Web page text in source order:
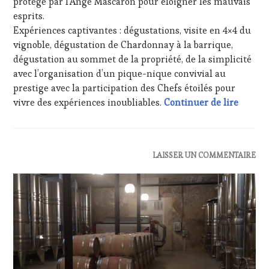
TASTING,
MÉDIAS,
PRESSE
ÉCRITE,
RADIO,
TV,
WEB,
OENOTOURISME,
PARTENAIRES
CUISINIER,
ŒNOLOGUE,
SOMMELIER,
SALONS
INTERNATIONAUX ,
VIGNOBLES
,
WINE
TASTING
esprits.
Expériences captivantes : dégustations, visite en 4×4 du
vignoble, dégustation de Chardonnay à la barrique,
dégustation au sommet de la propriété, de la simplicité
avec l’organisation d’un pique-nique convivial au
prestige avec la participation des Chefs étoilés pour
vivre des expériences inoubliables.Continuer de lire
WINE
TASTING
VOUCHER
INVITATIONS
&
DÉGUSTATIONS,
WINE
LAISSER UN COMMENTAIRE